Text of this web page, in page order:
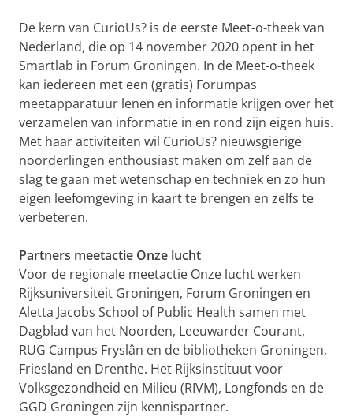
De kern van CurioUs? is de eerste Meet-o-theek van
Nederland, die op 14 november 2020 opent in het
Smartlab in Forum Groningen. In de Meet-o-theek
kan iedereen met een (gratis) Forumpas
meetapparatuur lenen en informatie krijgen over het
verzamelen van informatie in en rond zijn eigen huis.
Met haar activiteiten wil CurioUs? nieuwsgierige
noorderlingen enthousiast maken om zelf aan de
slag te gaan met wetenschap en techniek en zo hun
eigen leefomgeving in kaart te brengen en zelfs te
verbeteren.
Partners meetactie Onze lucht
Voor de regionale meetactie Onze lucht werken
Rijksuniversiteit Groningen, Forum Groningen en
Aletta Jacobs School of Public Health samen met
Dagblad van het Noorden, Leeuwarder Courant,
RUG Campus Fryslân en de bibliotheken Groningen,
Friesland en Drenthe. Het Rijksinstituut voor
Volksgezondheid en Milieu (RIVM), Longfonds en de
GGD Groningen zijn kennispartner.